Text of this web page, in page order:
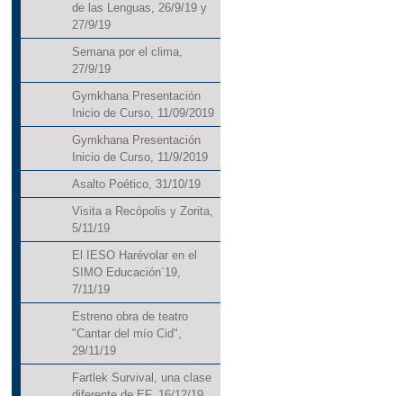
de las Lenguas, 26/9/19 y
27/9/19
Semana por el clima,
27/9/19
Gymkhana Presentación
Inicio de Curso, 11/09/2019
Gymkhana Presentación
Inicio de Curso, 11/9/2019
Asalto Poético, 31/10/19
Visita a Recópolis y Zorita,
5/11/19
El IESO Harévolar en el
SIMO Educación´19,
7/11/19
Estreno obra de teatro
"Cantar del mío Cid",
29/11/19
Fartlek Survival, una clase